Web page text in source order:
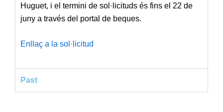
Huguet, i el termini de sol·licituds és fins el 22 de
juny a través del portal de beques.
Enllaç a la sol·licitud
Past